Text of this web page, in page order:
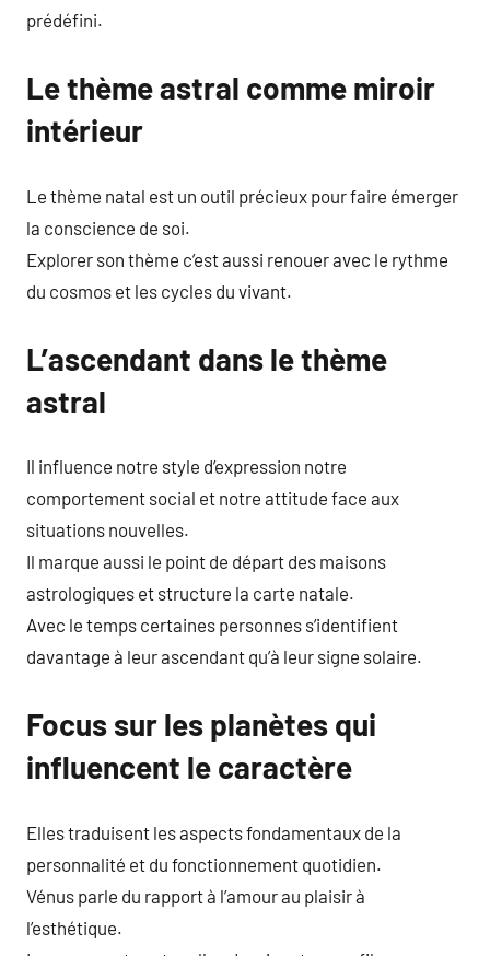
prédéfini.
Le thème astral comme miroir
intérieur
Le thème natal est un outil précieux pour faire émerger
la conscience de soi.
Explorer son thème c’est aussi renouer avec le rythme
du cosmos et les cycles du vivant.
L’ascendant dans le thème
astral
Il influence notre style d’expression notre
comportement social et notre attitude face aux
situations nouvelles.
Il marque aussi le point de départ des maisons
astrologiques et structure la carte natale.
Avec le temps certaines personnes s’identifient
davantage à leur ascendant qu’à leur signe solaire.
Focus sur les planètes qui
influencent le caractère
Elles traduisent les aspects fondamentaux de la
personnalité et du fonctionnement quotidien.
Vénus parle du rapport à l’amour au plaisir à
l’esthétique.